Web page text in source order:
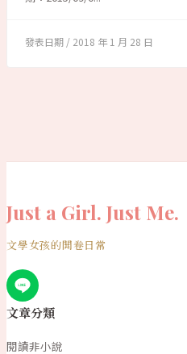
2018 年 1 月 28 日
Just a Girl. Just Me.
文學女孩的開卷日常
文章分類
閱讀非小說